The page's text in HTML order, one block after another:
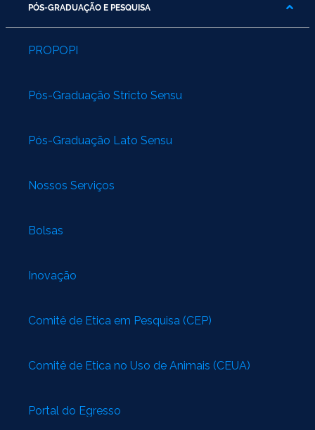
PÓS-GRADUAÇÃO E PESQUISA
PROPOPI
Pós-Graduação Stricto Sensu
Pós-Graduação Lato Sensu
Nossos Serviços
Bolsas
Inovação
Comitê de Ética em Pesquisa (CEP)
Comitê de Ética no Uso de Animais (CEUA)
Portal do Egresso